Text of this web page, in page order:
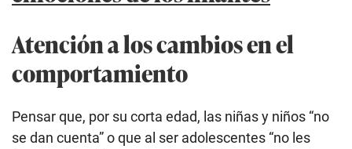
Atención a los cambios en el
comportamiento
Pensar que, por su corta edad, las niñas y niños “no
se dan cuenta” o que al ser adolescentes “no les